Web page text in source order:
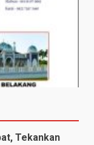
Tekankan